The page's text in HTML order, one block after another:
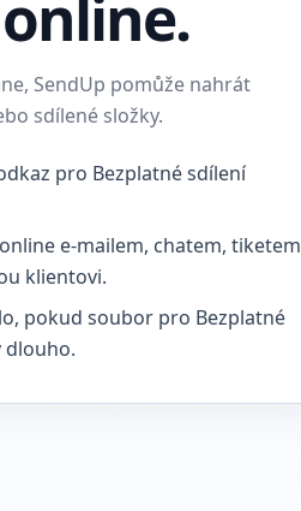
SendUp pomůže nahrát
sdílené složky.
pro Bezplatné sdílení
e-mailem, chatem, tiketem
klientovi.
pokud soubor pro Bezplatné
dlouho.